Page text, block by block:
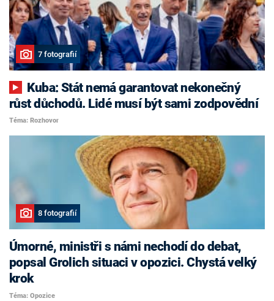
7 fotografií
růst důchodů. Lidé musí být sami zodpovědní
Téma: Rozhovor
8 fotografií
Úmorné, ministři s námi nechodí do debat,
popsal Grolich situaci v opozici. Chystá velký
krok
Téma: Opozice